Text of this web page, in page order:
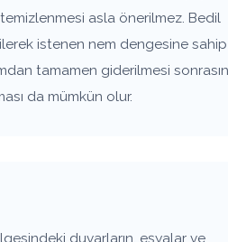
asla önerilmez. Bedil
istenen nem dengesine sahip
tamamen giderilmesi
da mümkün olur.
duvarların, eşyalar ve